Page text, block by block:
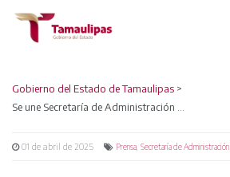
Gobierno del Estado de Tamaulipas >
01 de abril de 2025 Prensa Secretaría de Administración